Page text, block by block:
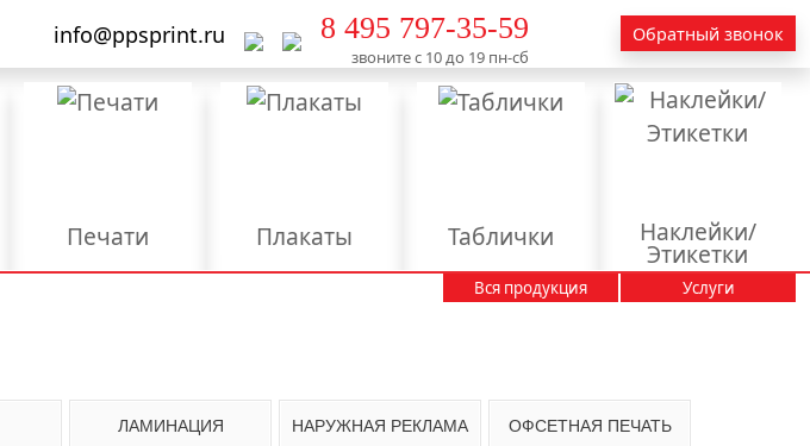
info@ppsprint.ru 8 495 797-35-59
звоните с 10 до 19 пн-сб
Обратный звонок
Печати Плакаты Таблички Наклейки/
Этикетки
Календари
Вся продукция Услуги
ЛАМИНАЦИЯ НАРУЖНАЯ РЕКЛАМА ОФСЕТНАЯ ПЕЧАТЬ